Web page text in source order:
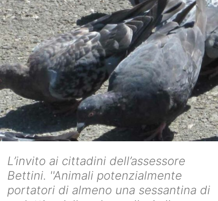
L’invito ai cittadini dell’assessore
Bettini. ''Animali potenzialmente
portatori di almeno una sessantina di